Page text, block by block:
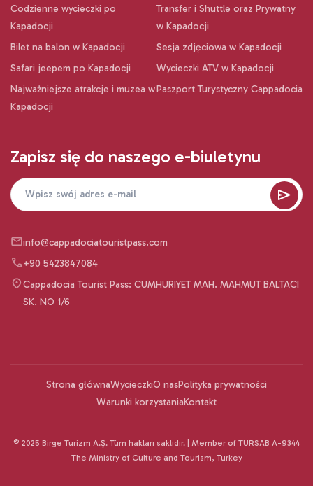
Codzienne wycieczki po
Kapadocji
Transfer i Shuttle oraz Prywatny
w Kapadocji
Bilet na balon w Kapadocji
Sesja zdjęciowa w Kapadocji
Safari jeepem po Kapadocji
Wycieczki ATV w Kapadocji
Najważniejsze atrakcje i muzea w
Kapadocji
Paszport Turystyczny Cappadocia
Zapisz się do naszego e-biuletynu
info@cappadociatouristpass.com
+90 5423847084
Cappadocia Tourist Pass: CUMHURIYET MAH. MAHMUT BALTACI
SK. NO 1/6
Strona głównaWycieczkiO nasPolityka prywatności
Warunki korzystaniaKontakt
© 2025 Birge Turizm A.Ş. Tüm hakları saklıdır. | Member of TURSAB A-9344
The Ministry of Culture and Tourism, Turkey